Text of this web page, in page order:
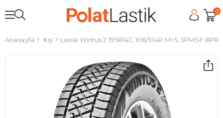
0
Anasayfa Kış Lassa Wintus 2 195R14C 106/104R M+S 3PMSF 8PR